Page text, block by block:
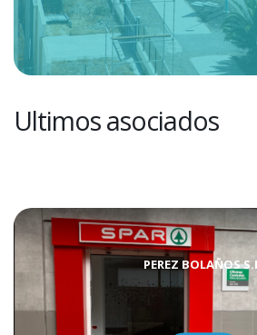
Ultimos asociados
COMERCIAL DIAMOND
VER
PEREZ BOLAÑOS